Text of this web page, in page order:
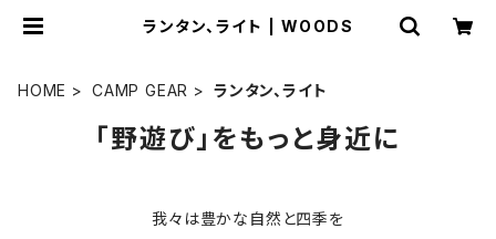
ランタン、ライト | WOODS
HOME CAMP GEAR ランタン、ライト
「野遊び」をもっと身近に
我々は豊かな自然と四季を